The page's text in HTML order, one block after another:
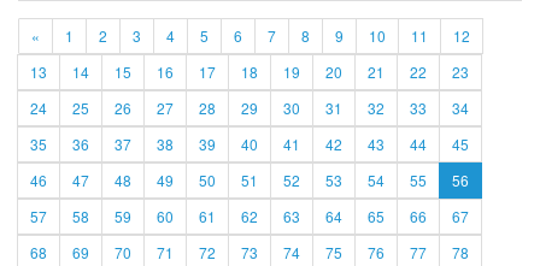
« 1 2 3 4 5 6 7 8 9 10 11
12
13
14 15 16 17 18 19 20 21 22
23
24
25 26 27 28 29 30 31 32 33
34
35
36 37 38 39 40 41 42 43 44
45
46
47 48 49 50 51 52 53 54 55
56
57
58 59 60 61 62 63 64 65 66
67
68
69 70 71 72 73 74 75 76 77 78